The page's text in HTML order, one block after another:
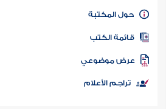
كتاب الأمة
المكتبة
الكتب
موضوعي